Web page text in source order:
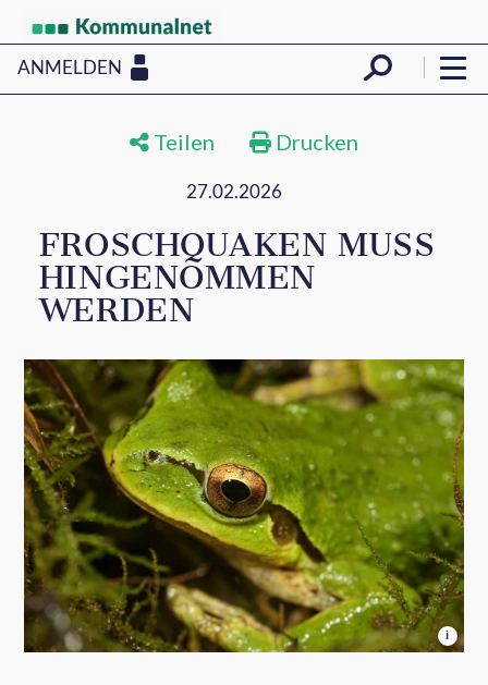
ANMELDEN
Teilen Drucken
27.02.2026
FROSCHQUAKEN MUSS
HINGENOMMEN
WERDEN
i